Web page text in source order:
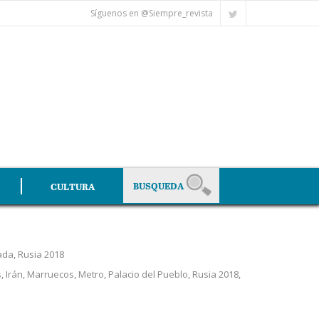
Síguenos en @Siempre_revista
CULTURA
, Rusia 2018
, Irán, Marruecos, Metro, Palacio del Pueblo, Rusia 2018,